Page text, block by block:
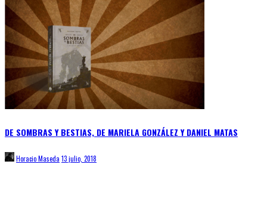
DE SOMBRAS Y BESTIAS, DE MARIELA GONZÁLEZ Y DANIEL MATAS
Horacio Maseda 13 julio, 2018